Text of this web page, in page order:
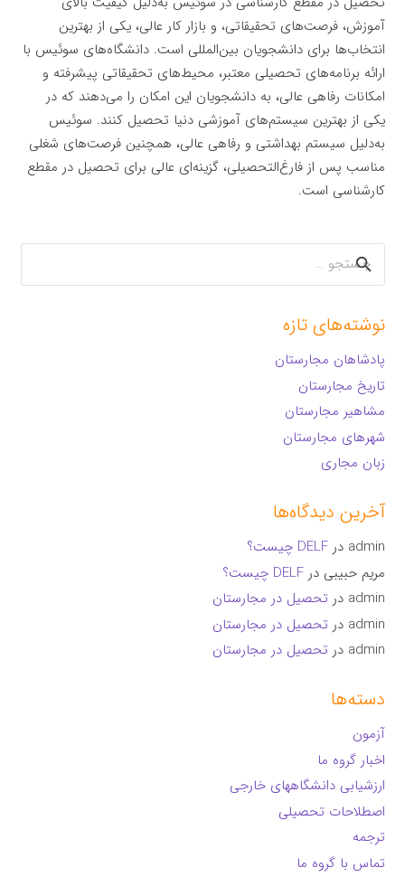
آموزش، فرصت‌های تحقیقاتی، و بازار کار عالی، یکی از بهترین
انتخاب‌ها برای دانشجویان بین‌المللی است. دانشگاه‌های سوئیس با
ارائه برنامه‌های تحصیلی معتبر، محیط‌های تحقیقاتی پیشرفته و
امکانات رفاهی عالی، به دانشجویان این امکان را می‌دهند که در
یکی از بهترین سیستم‌های آموزشی دنیا تحصیل کنند. سوئیس
به‌دلیل سیستم بهداشتی و رفاهی عالی، همچنین فرصت‌های شغلی
مناسب پس از فارغ‌التحصیلی، گزینه‌ای عالی برای تحصیل در مقطع
کارشناسی است.
جستجو
برای:
نوشته‌های تازه
پادشاهان مجارستان
تاریخ مجارستان
مشاهیر مجارستان
شهرهای مجارستان
زبان مجاری
آخرین دیدگاه‌ها
admin درDELF چیست؟
مریم حبیبی درDELF چیست؟
admin در تحصیل در مجارستان
admin در تحصیل در مجارستان
admin در تحصیل در مجارستان
دسته‌ها
آزمون
اخبار گروه ما
ارزشیابی دانشگاههای خارجی
اصطلاحات تحصیلی
ترجمه
تماس با گروه ما